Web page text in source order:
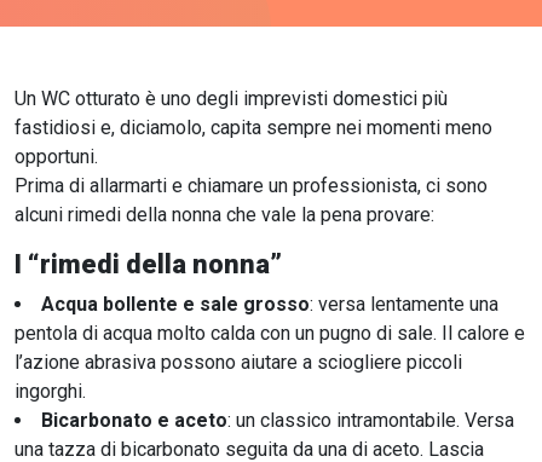
Un WC otturato è uno degli imprevisti domestici più
fastidiosi e, diciamolo, capita sempre nei momenti meno
opportuni.
Prima di allarmarti e chiamare un professionista, ci sono
alcuni rimedi della nonna che vale la pena provare:
I “rimedi della nonna”
Acqua bollente e sale grosso: versa lentamente una
pentola di acqua molto calda con un pugno di sale. Il calore e
l’azione abrasiva possono aiutare a sciogliere piccoli
ingorghi.
Bicarbonato e aceto: un classico intramontabile. Versa
una tazza di bicarbonato seguita da una di aceto. Lascia